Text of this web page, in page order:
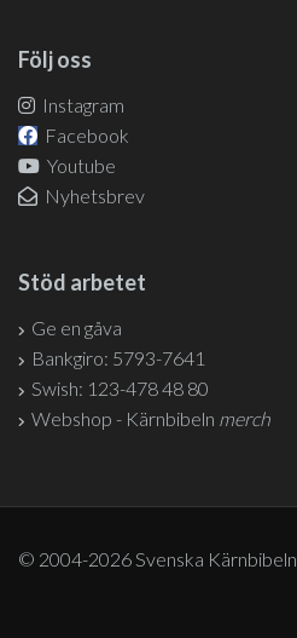
Följ oss
Instagram
Facebook
Youtube
Nyhetsbrev
Stöd arbetet
Ge en gåva
Bankgiro: 5793-7641
Swish: 123-478 48 80
Webshop - Kärnbibeln merch
© 2004-2026 Svenska Kärnbibeln